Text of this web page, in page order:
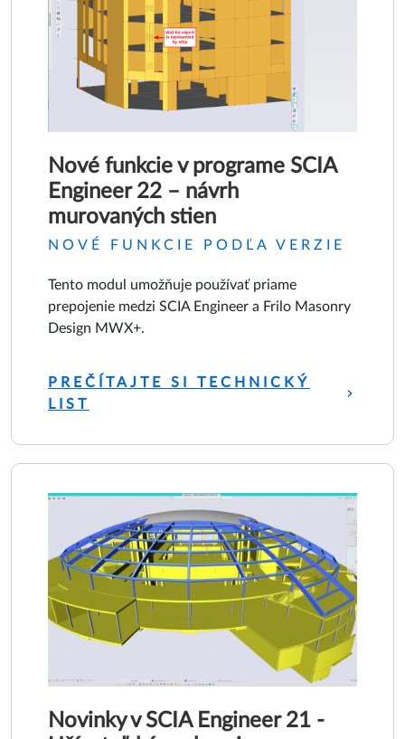
Nové funkcie v programe SCIA
Engineer 22 – návrh
murovaných stien
NOVÉ FUNKCIE PODĽA VERZIE
Tento modul umožňuje používať priame
prepojenie medzi SCIA Engineer a Frilo Masonry
Design MWX+.
PREČÍTAJTE SI TECHNICKÝ
LIST
Novinky v SCIA Engineer 21 -